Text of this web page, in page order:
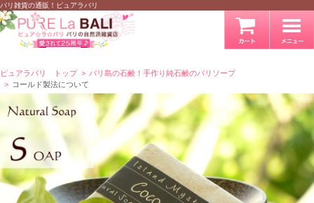
`バリ雑貨の通販！ピュアラバリ
ピュアラバリ トップ
バリ島の石鹸！手作り純石鹸のバリソープ
コールド製法について